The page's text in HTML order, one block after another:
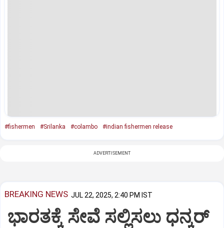
#fishermen #Srilanka #colambo #indian fishermen release
ADVERTISEMENT
BREAKING NEWS JUL 22, 2025, 2:40 PM IST
ಭಾರತಕ್ಕೆ ಸೇವೆ ಸಲ್ಲಿಸಲು ಧನ್ಕರ್‌